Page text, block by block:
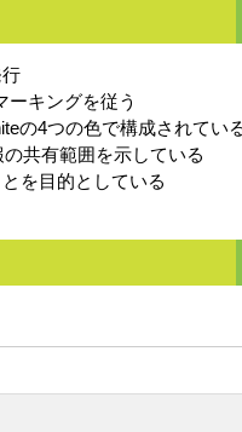
キングを従う
の4つの色で構成されてい
共有範囲を示している
を目的としている